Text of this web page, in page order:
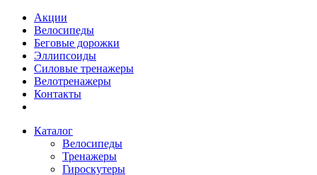
Акции
Велосипеды
Беговые дорожки
Эллипсоиды
Силовые тренажеры
Велотренажеры
Контакты
Каталог
Велосипеды
Тренажеры
Гироскутеры